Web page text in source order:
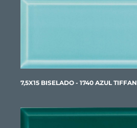
7,5X15 BISELADO - 1740 AZUL